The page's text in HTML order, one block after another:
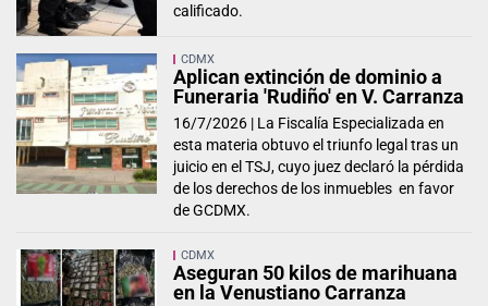
calificado.
CDMX
Aplican extinción de dominio a
Funeraria 'Rudiño' en V. Carranza
16/7/2026 | La Fiscalía Especializada en
esta materia obtuvo el triunfo legal tras un
juicio en el TSJ, cuyo juez declaró la pérdida
de los derechos de los inmuebles en favor
de GCDMX.
CDMX
Aseguran 50 kilos de marihuana
en la Venustiano Carranza